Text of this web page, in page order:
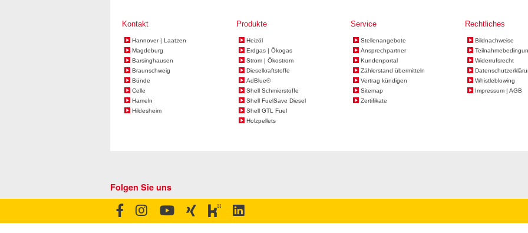
Kontakt
Hannover | Laatzen
Magdeburg
Barsinghausen
Braunschweig
Bünde
Celle
Hameln
Hildesheim
Produkte
Heizöl
Erdgas | Ökogas
Strom | Ökostrom
Dieselkraftstoffe
AdBlue®
Shell Schmierstoffe
Shell FuelSave Diesel
Shell GTL Fuel
Holzpellets
Service
Stellenangebote
Ansprechpartner
Kundenportal
Zählerstand übermitteln
Vertrag kündigen
Sitemap
Zertifikate
Rechtliches
Bildnachweise
Widerrufsrecht
Whistleblowing
Impressum | AGB
Folgen Sie uns